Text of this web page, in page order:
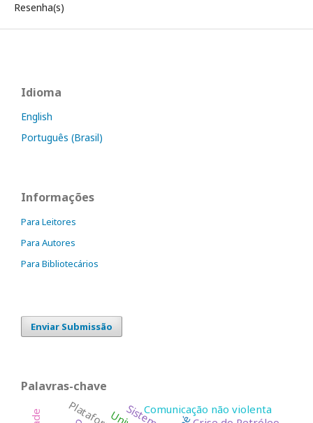
Resenha(s)
Idioma
English
Português (Brasil)
Informações
Para Leitores
Para Autores
Para Bibliotecários
Enviar Submissão
Palavras-chave
Comunicação não violenta